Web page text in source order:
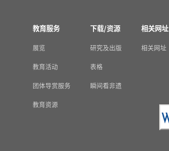
教育服务
展览
教育活动
团体导赏服务
教育资源
下载/资源
研究及出版
表格
瞬间看非遗
相关网址
相关网址